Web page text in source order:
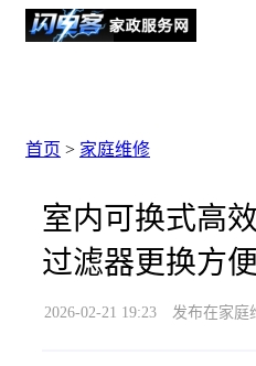
首页 > 家庭维修
室内可换式高
过滤器更换方便
2026-02-21 19:23 发布在家庭